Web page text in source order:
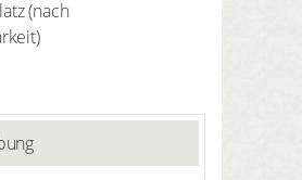
(nach